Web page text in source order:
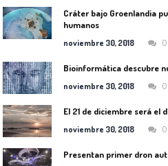
Cráter bajo Groenlandia
humanos
noviembre 30, 2018 0
Bioinformática descubre
noviembre 30, 2018 0
El 21 de diciembre será el
noviembre 30, 2018 0
Presentan primer dron